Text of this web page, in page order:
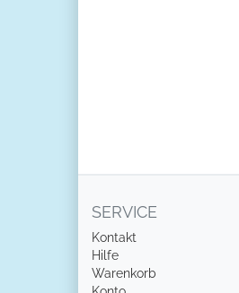
SERVICE
Kontakt
Hilfe
Warenkorb